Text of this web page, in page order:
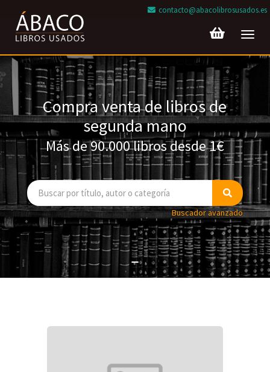
contacto@abacolibrosusados.es
Compra venta de libros de
segunda mano
Más de 90.000 libros desde 1€
Buscador avanzado